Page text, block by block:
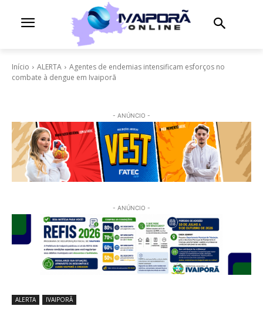
Início ALERTA
Agentes de endemias intensificam esforços no
combate à dengue em Ivaiporã
- ANÚNCIO -
- ANÚNCIO -
ALERTA IVAIPORÃ